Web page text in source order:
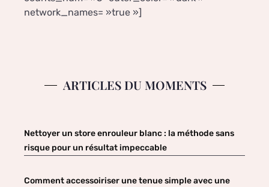
network_names= »true »]
ARTICLES DU MOMENTS
Nettoyer un store enrouleur blanc : la méthode sans
risque pour un résultat impeccable
Comment accessoiriser une tenue simple avec une